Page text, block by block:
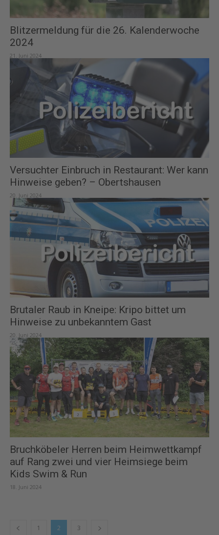
Blitzermeldung für die 26. Kalenderwoche
2024
21. Juni 2024
Versuchter Einbruch in Restaurant: Wer kann
Hinweise geben? – Obertshausen
20. Juni 2024
Brutaler Raub in Kneipe: Kripo bittet um
Hinweise zu unbekanntem Gast
20. Juni 2024
Bruchköbeler Herren beim Heimwettkampf
auf Rang zwei und vier Heimsiege beim
Kids Swim & Run
18. Juni 2024
1 2 3